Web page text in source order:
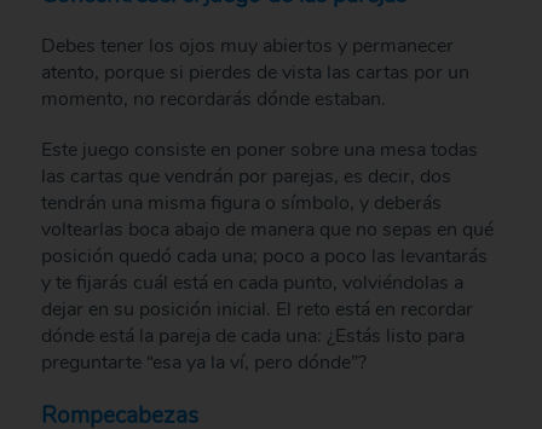
Debes tener los ojos muy abiertos y permanecer
atento, porque si pierdes de vista las cartas por un
momento, no recordarás dónde estaban.
Este juego consiste en poner sobre una mesa todas
las cartas que vendrán por parejas, es decir, dos
tendrán una misma figura o símbolo, y deberás
voltearlas boca abajo de manera que no sepas en qué
posición quedó cada una; poco a poco las levantarás
y te fijarás cuál está en cada punto, volviéndolas a
dejar en su posición inicial. El reto está en recordar
dónde está la pareja de cada una: ¿Estás listo para
preguntarte “esa ya la ví, pero dónde”?
Rompecabezas